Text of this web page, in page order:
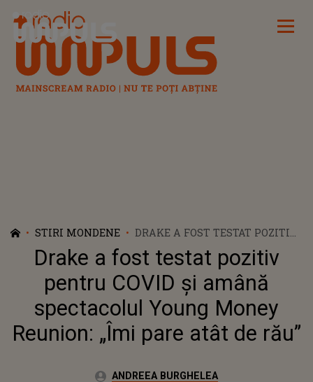
Radio Impuls
STIRI MONDENE
DRAKE A FOST TESTAT POZITIV
PENTRU COVID ȘI AMÂNĂ
SPECTACOLUL YOUNG MONEY
REUNION: „ÎMI PARE ATÂT DE
RĂU”
Drake a fost testat pozitiv
pentru COVID și amână
spectacolul Young Money
Reunion: „Îmi pare atât de rău”
Autor:ANDREEA BURGHELEA